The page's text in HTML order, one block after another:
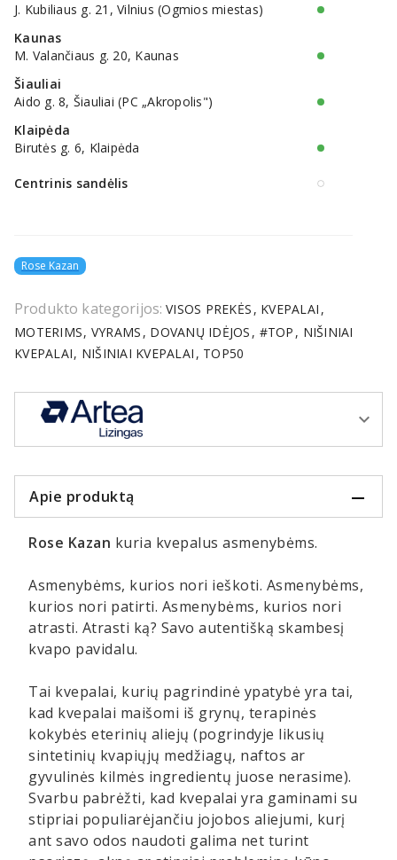
J. Kubiliaus g. 21, Vilnius (Ogmios miestas)
Kaunas
M. Valančiaus g. 20, Kaunas
Šiauliai
Aido g. 8, Šiauliai (PC „Akropolis")
Klaipėda
Birutės g. 6, Klaipėda
Centrinis sandėlis
Rose Kazan
Produkto kategorijos: VISOS PREKĖS KVEPALAI
MOTERIMS VYRAMS DOVANŲ IDĖJOS #TOP NIŠINIAI
KVEPALAI NIŠINIAI KVEPALAI TOP50
Apie produktą
Rose Kazan kuria kvepalus asmenybėms.
Asmenybėms, kurios nori ieškoti. Asmenybėms,
kurios nori patirti. Asmenybėms, kurios nori
atrasti. Atrasti ką? Savo autentišką skambesį
kvapo pavidalu.
Tai kvepalai, kurių pagrindinė ypatybė yra tai,
kad kvepalai maišomi iš grynų, terapinės
kokybės eterinių aliejų (pogrindyje likusių
sintetinių kvapiųjų medžiagų, naftos ar
gyvulinės kilmės ingredientų juose nerasime).
Svarbu pabrėžti, kad kvepalai yra gaminami su
stipriai populiarėjančiu jojobos aliejumi, kurį
ant savo odos naudoti galima net turint